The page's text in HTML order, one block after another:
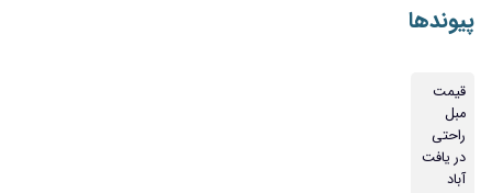
پیوندها
قیمت
مبل
راحتی
در یافت
آباد